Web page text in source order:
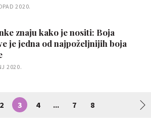
2020.
znaju kako je nositi: Boja
je jedna od najpoželjnijih boja
2020.
2 3 4 ... 7 8